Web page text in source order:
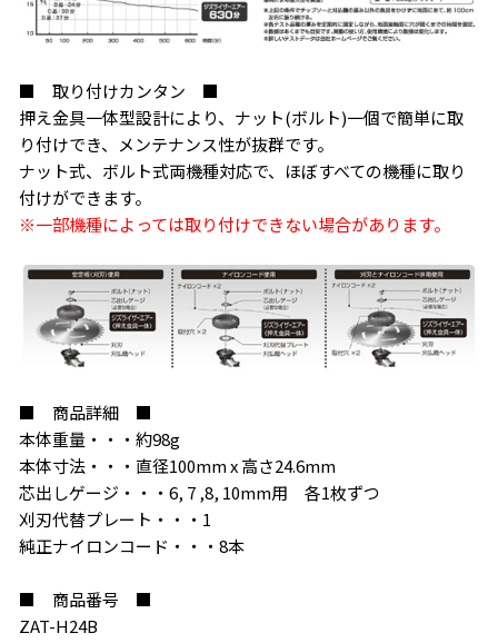
■ 取り付けカンタン ■
押え金具一体型設計により、ナット(ボルト)一個で簡単に取
り付けでき、メンテナンス性が抜群です。
ナット式、ボルト式両機種対応で、ほぼすべての機種に取り
付けができます。
※一部機種によっては取り付けできない場合があります。
■ 商品詳細 ■
本体重量・・・約98g
本体寸法・・・直径100mm x 高さ24.6mm
芯出しゲージ・・・6, 7 ,8, 10mm用 各1枚ずつ
刈刃代替プレート・・・1
純正ナイロンコード・・・8本
■ 商品番号 ■
ZAT-H24B